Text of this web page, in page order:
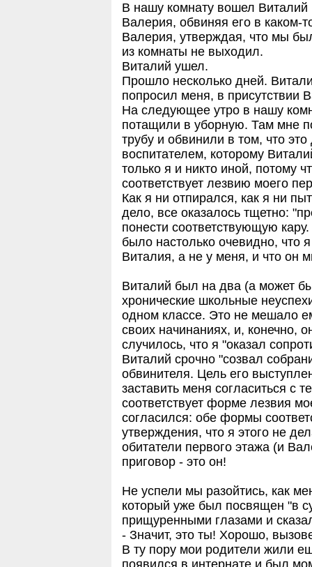
В нашу комнату вошел Виталий
Валерия, обвиняя его в каком-
Валерия, утверждая, что мы
из комнаты не выходил.
Виталий ушел.
Прошло несколько дней.
попросил меня, в присутствии
На следующее утро в нашу
потащили в уборную. Там мне
трубу и обвинили в том, что
воспитателем, которому
только я и никто иной, потому
соответствует лезвию моего
Как я ни отпирался, как я ни
дело, все оказалось тщетно:
понести соответствующую
было настолько очевидно, что
Виталия, а не у меня, и что он
Виталий был на два (а может
хронические школьные
одном классе. Это не мешало
своих начинаниях, и, конечно,
случилось, что я "оказал
Виталий срочно "созвал
обвинителя. Цель его
заставить меня согласиться с
соответствует форме лезвия
согласился: обе формы
утверждения, что я этого не
обитатели первого этажа (и
приговор - это он!
Не успели мы разойтись, как
который уже был посвящен "в
прищуренными глазами и
- Значит, это ты! Хорошо,
В ту пору мои родители жили
появился в интернате и был